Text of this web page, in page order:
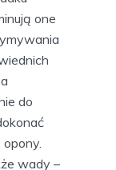
one
do
wady –